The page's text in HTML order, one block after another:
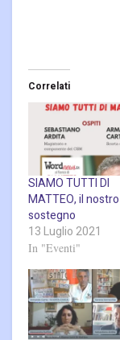
Correlati
SIAMO TUTTI DI
MATTEO, il nostro
sostegno
13 Luglio 2021
In "Eventi"